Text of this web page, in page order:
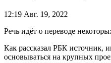
12:19 Авг. 19, 2022
Речь идёт о переводе
Как рассказал РБК источник,
основываться на крупных